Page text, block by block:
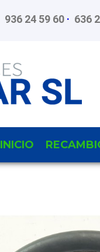
936 24 59 60 · 636
INICIO